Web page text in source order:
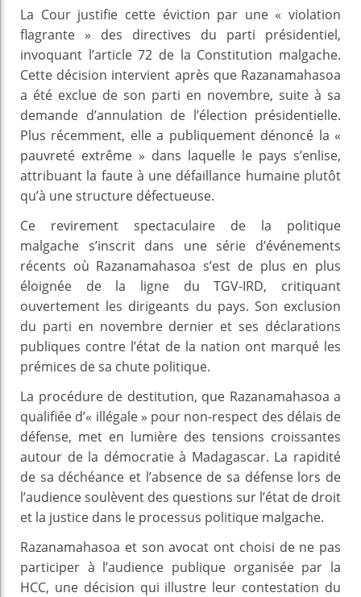
La Cour justifie cette éviction par une « violation
flagrante » des directives du parti présidentiel,
invoquant l’article 72 de la Constitution malgache.
Cette décision intervient après que Razanamahasoa
a été exclue de son parti en novembre, suite à sa
demande d’annulation de l’élection présidentielle.
Plus récemment, elle a publiquement dénoncé la «
pauvreté extrême » dans laquelle le pays s’enlise,
attribuant la faute à une défaillance humaine plutôt
qu’à une structure défectueuse.
Ce revirement spectaculaire de la politique
malgache s’inscrit dans une série d’événements
récents où Razanamahasoa s’est de plus en plus
éloignée de la ligne du TGV-IRD, critiquant
ouvertement les dirigeants du pays. Son exclusion
du parti en novembre dernier et ses déclarations
publiques contre l’état de la nation ont marqué les
prémices de sa chute politique.
La procédure de destitution, que Razanamahasoa a
qualifiée d’« illégale » pour non-respect des délais de
défense, met en lumière des tensions croissantes
autour de la démocratie à Madagascar. La rapidité
de sa déchéance et l’absence de sa défense lors de
l’audience soulèvent des questions sur l’état de droit
et la justice dans le processus politique malgache.
Razanamahasoa et son avocat ont choisi de ne pas
participer à l’audience publique organisée par la
HCC, une décision qui illustre leur contestation du